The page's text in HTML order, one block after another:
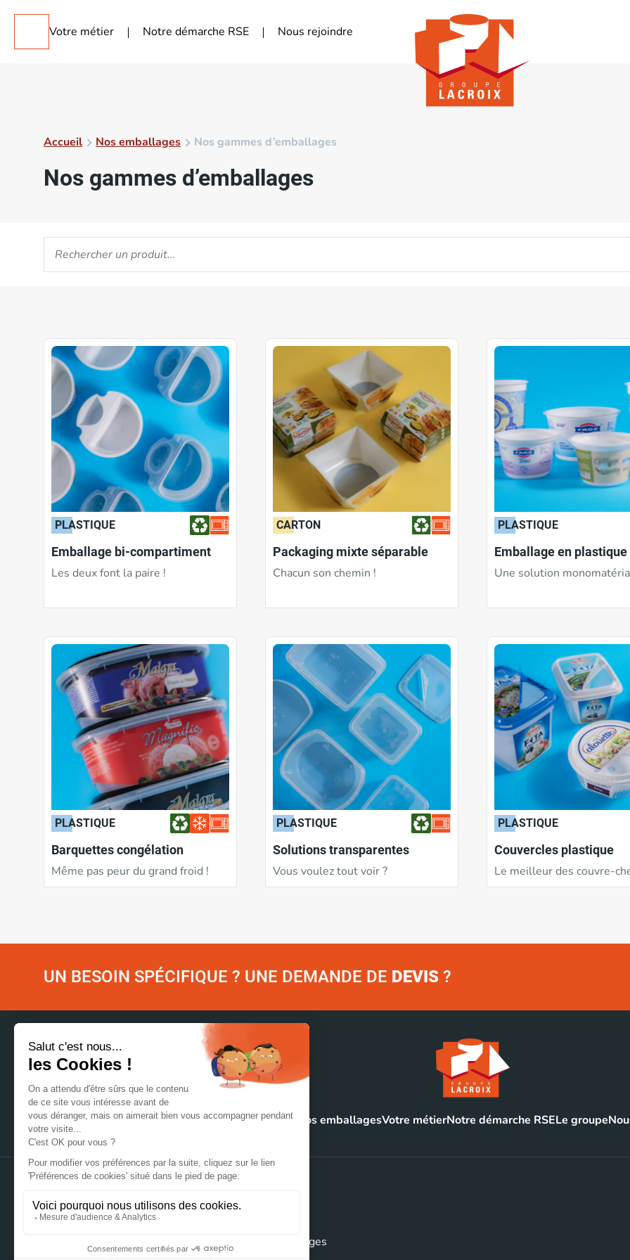
Votre métier Notre démarche RSE Nous rejoindre
Accueil Nos emballages Nos gammes d’emballages
Nos gammes d’emballages
emballages qui répondent aux contraintes de …Lire la suite
Formes
N/A
Réinitialiser
PLASTIQUE
Emballage bi-compartiment
Les deux font la paire !
CARTON
Packaging mixte séparable
Chacun son chemin !
PLASTIQUE
Emballage en
Une solution
PLASTIQUE
Barquettes congélation
Même pas peur du grand froid !
PLASTIQUE
Solutions transparentes
Vous voulez tout voir ?
PLASTIQUE
Couvercles plastique
Le meilleur des couvre-
UN BESOIN SPÉCIFIQUE ? UNE DEMANDE DE DEVIS ?
AccueilNos matériaux Nos emballagesVotre métierNotre démarche RSELe groupe
106 rue du Vieux Bourg
@lacroix-emballages